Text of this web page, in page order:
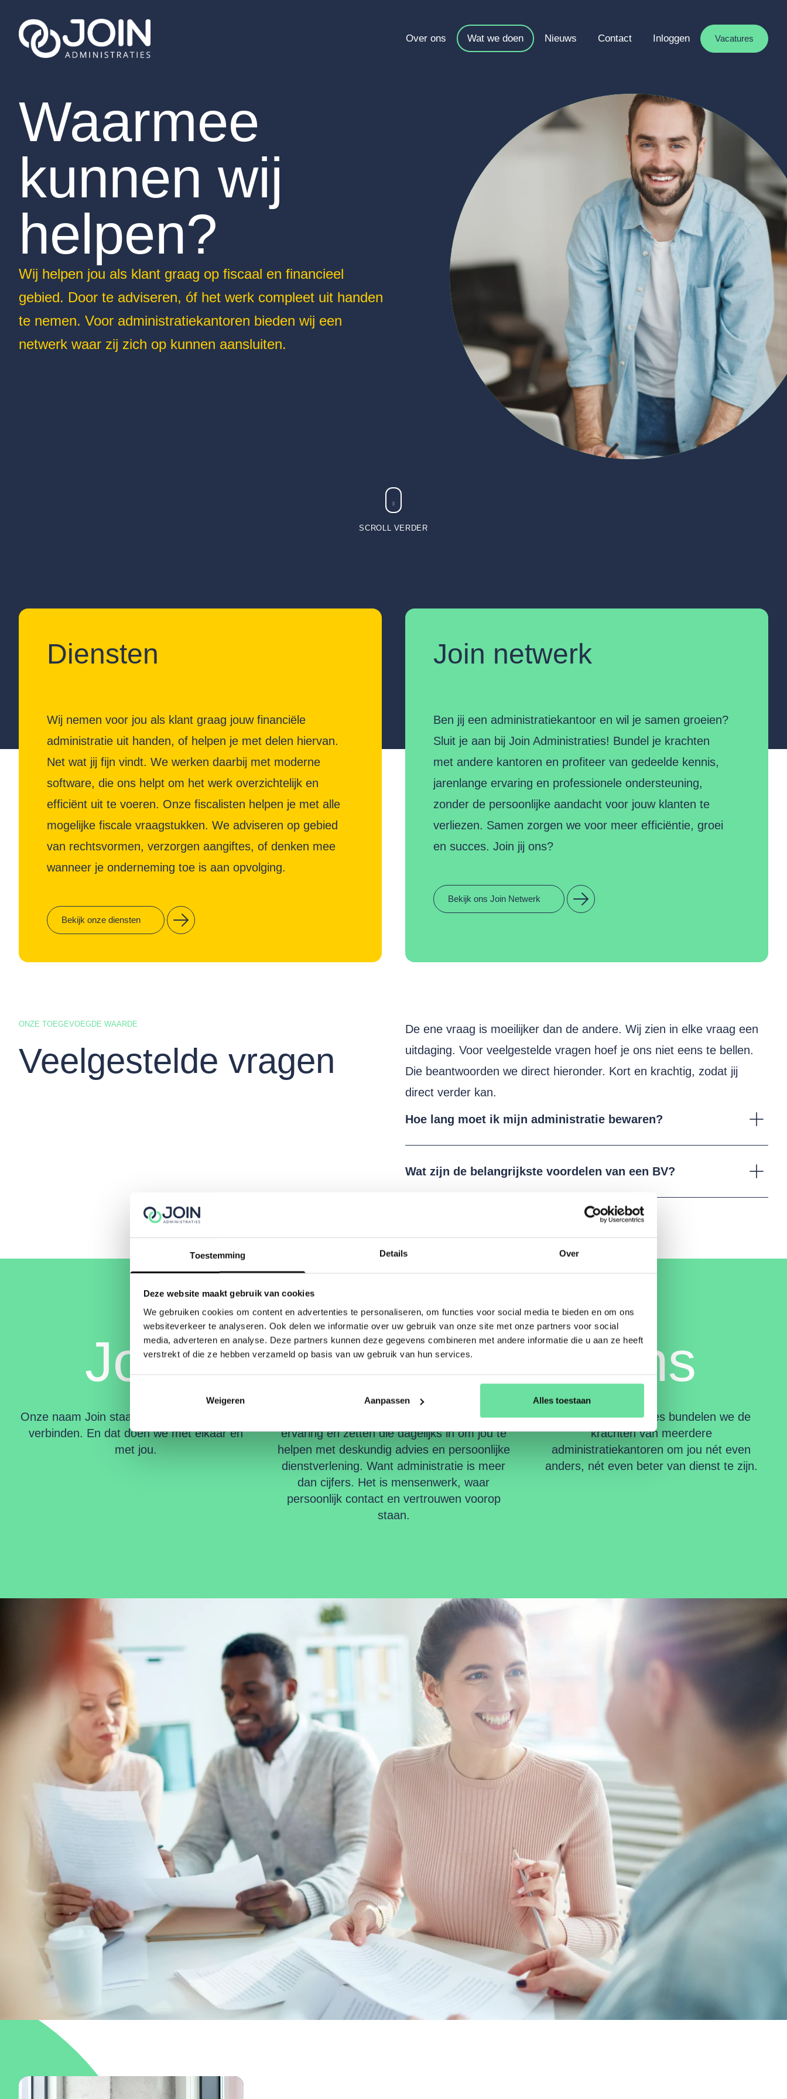
Toestemming Details Over
Deze website maakt gebruik van cookies
We gebruiken cookies om content en advertenties te personaliseren, om functies voor social media te bieden en om ons
websiteverkeer te analyseren. Ook delen we informatie over uw gebruik van onze site met onze partners voor social
media, adverteren en analyse. Deze partners kunnen deze gegevens combineren met andere informatie die u aan ze heeft
verstrekt of die ze hebben verzameld op basis van uw gebruik van hun services.
Weigeren Aanpassen Alles toestaan
Over ons Wat we doen Nieuws Contact Inloggen Vacatures
Waarmee
kunnen wij
helpen?
Wij helpen jou als klant graag op fiscaal en financieel
gebied. Door te adviseren, óf het werk compleet uit handen
te nemen. Voor administratiekantoren bieden wij een
netwerk waar zij zich op kunnen aansluiten.
SCROLL VERDER
Diensten
Wij nemen voor jou als klant graag jouw financiële
administratie uit handen, of helpen je met delen hiervan.
Net wat jij fijn vindt. We werken daarbij met moderne
software, die ons helpt om het werk overzichtelijk en
efficiënt uit te voeren. Onze fiscalisten helpen je met alle
mogelijke fiscale vraagstukken. We adviseren op gebied
van rechtsvormen, verzorgen aangiftes, of denken mee
wanneer je onderneming toe is aan opvolging.
Bekijk onze diensten
Join netwerk
Ben jij een administratiekantoor en wil je samen groeien?
Sluit je aan bij Join Administraties! Bundel je krachten
met andere kantoren en profiteer van gedeelde kennis,
jarenlange ervaring en professionele ondersteuning,
zonder de persoonlijke aandacht voor jouw klanten te
verliezen. Samen zorgen we voor meer efficiëntie, groei
en succes. Join jij ons?
Bekijk ons Join Netwerk
ONZE TOEGEVOEGDE WAARDE
Veelgestelde vragen
De ene vraag is moeilijker dan de andere. Wij zien in elke vraag een
uitdaging. Voor veelgestelde vragen hoef je ons niet eens te bellen.
Die beantwoorden we direct hieronder. Kort en krachtig, zodat jij
direct verder kan.
Hoe lang moet ik mijn administratie bewaren?
Wat zijn de belangrijkste voordelen van een BV?
Join
Onze naam Join staat voor samenkomen en
verbinden. En dat doen we met elkaar én
met jou.
jij
We combineren jarenlange kennis en
ervaring en zetten die dagelijks in om jou te
helpen met deskundig advies en persoonlijke
dienstverlening. Want administratie is meer
dan cijfers. Het is mensenwerk, waar
persoonlijk contact en vertrouwen voorop
staan.
ons
Bij Join Administraties bundelen we de
krachten van meerdere
administratiekantoren om jou nét even
anders, nét even beter van dienst te zijn.